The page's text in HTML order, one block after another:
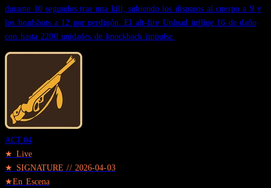
durante 10 segundos tras una kill, subiendo los disparos al cuerpo a 9 y
los headshots a 12 por perdigón. El alt-fire Unload inflige 16 de daño
con hasta 2200 unidades de knockback impulse.
ACT.04
★ Live
★ SIGNATURE //2026-04-03
★En Escena